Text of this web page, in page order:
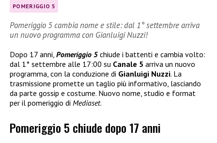
POMERIGGIO 5
Pomeriggio 5 cambia nome e stile: dal 1° settembre arriva
un nuovo programma con Gianluigi Nuzzi!
Dopo 17 anni, Pomeriggio 5 chiude i battenti e cambia volto:
dal 1° settembre alle 17:00 su Canale 5 arriva un nuovo
programma, con la conduzione di Gianluigi Nuzzi. La
trasmissione promette un taglio più informativo, lasciando
da parte gossip e costume. Nuovo nome, studio e format
per il pomeriggio di Mediaset.
Pomeriggio 5 chiude dopo 17 anni